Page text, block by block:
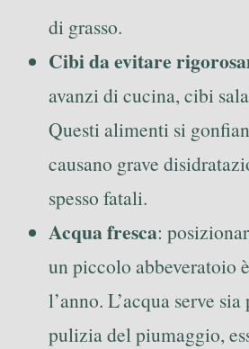
di grasso.
Cibi da evitare
avanzi di cucina, cibi
Questi alimenti si
causano grave
spesso fatali.
Acqua fresca:
un piccolo abbeveratoio
l’anno. L’acqua serve
pulizia del piumaggio,